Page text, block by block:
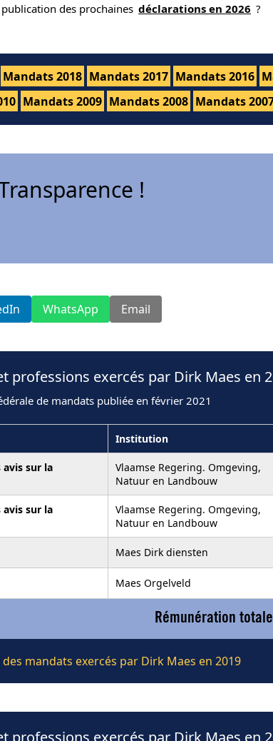
des prochaines déclarations en 2026 ?
Mandats 2018 Mandats 2017 Mandats 2016
Mandats 2009 Mandats 2008 Mandats
!
WhatsApp Email
professions exercés par Dirk Maes en
de mandats publiée en février 2021
Institution
sur la
Vlaamse Regering. Omgeving,
Natuur en Landbouw
sur la
Vlaamse Regering. Omgeving,
Natuur en Landbouw
Maes Dirk diensten
Maes Orgelveld
Rémunération
mandats exercés par Dirk Maes en 2019
professions exercés par Dirk Maes en